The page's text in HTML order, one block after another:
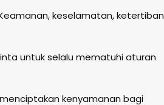
keselamatan, ketertiban
untuk selalu mematuhi aturan
kenyamanan bagi